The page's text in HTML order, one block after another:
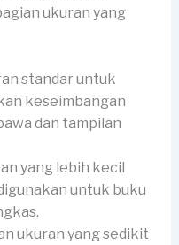
ukuran yang
standar untuk
keseimbangan
dan tampilan
yang lebih kecil
untuk buku
ukuran yang sedikit